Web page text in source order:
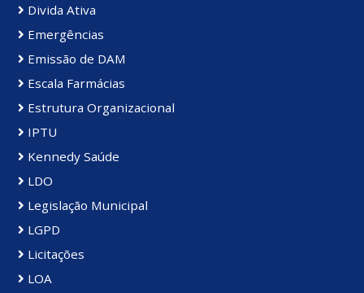
Divida Ativa
Emergências
Emissão de DAM
Escala Farmácias
Estrutura Organizacional
IPTU
Kennedy Saúde
LDO
Legislação Municipal
LGPD
Licitações
LOA